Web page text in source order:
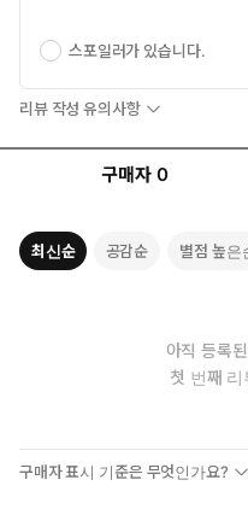
도파민은 매우 하고 싶고 익
좋아하는 아이스크림 먹기, 보
수 있다. 예전에 이런 일을 무
도 알고 있다.
올바른 방식이라면, 시각화
정을 상상해야 더 오랜 시간
커진다는 사실을 발견했다.
오늘날 가장 중요한 능력은 인
스포일러가 있습니다.
리뷰 작성 유의사항
구매자 0
최신순 공감순 별점 높은
아직 등록
첫 번째
구매자 표시 기준은 무엇인가요?